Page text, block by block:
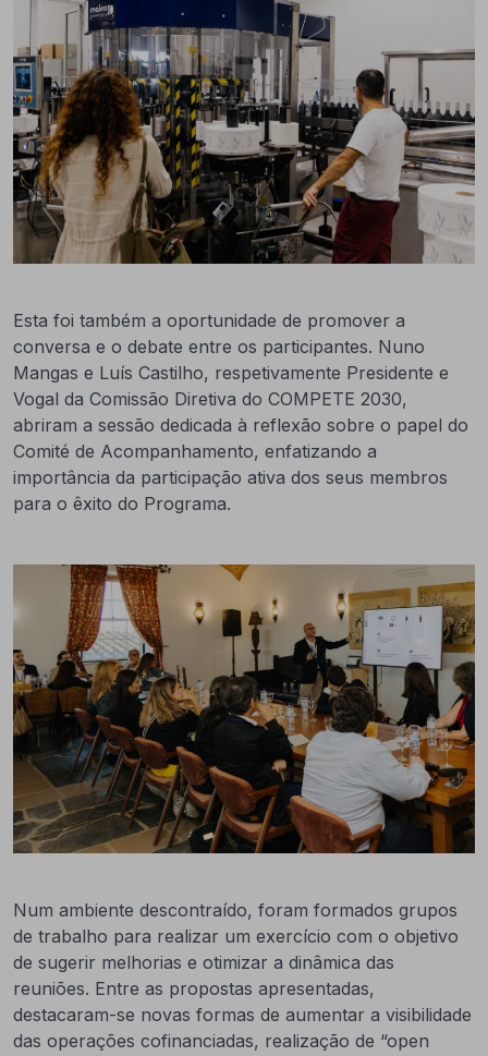
Esta foi também a oportunidade de promover a
conversa e o debate entre os participantes. Nuno
Mangas e Luís Castilho, respetivamente Presidente e
Vogal da Comissão Diretiva do COMPETE 2030,
abriram a sessão dedicada à reflexão sobre o papel do
Comité de Acompanhamento, enfatizando a
importância da participação ativa dos seus membros
para o êxito do Programa.
Num ambiente descontraído, foram formados grupos
de trabalho para realizar um exercício com o objetivo
de sugerir melhorias e otimizar a dinâmica das
reuniões. Entre as propostas apresentadas,
destacaram-se novas formas de aumentar a visibilidade
das operações cofinanciadas, realização de “open